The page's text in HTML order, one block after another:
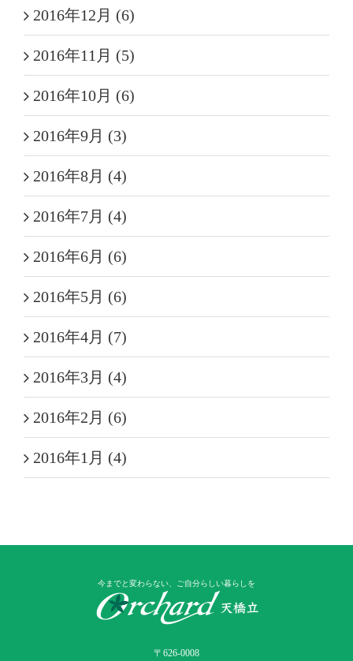
2016年12月 (6)
2016年11月 (5)
2016年10月 (6)
2016年9月 (3)
2016年8月 (4)
2016年7月 (4)
2016年6月 (6)
2016年5月 (6)
2016年4月 (7)
2016年3月 (4)
2016年2月 (6)
2016年1月 (4)
今までと変わらない、ご自分らしい暮らしを
〒626-0008